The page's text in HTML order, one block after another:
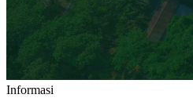
Informasi